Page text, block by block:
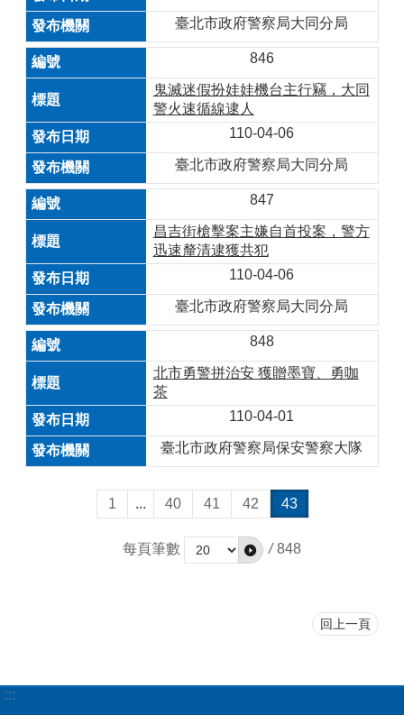
臺北市政府警察局大同分局
846
鬼滅迷假扮娃娃機台主行竊，大同
警火速循線逮人
110-04-06
臺北市政府警察局大同分局
847
昌吉街槍擊案主嫌自首投案，警方
迅速釐清逮獲共犯
110-04-06
臺北市政府警察局大同分局
848
北市勇警拼治安 獲贈墨寶、勇咖
茶
110-04-01
臺北市政府警察局保安警察大隊
1 ... 40 41 42 43
每頁筆數 / 848
回上一頁
:::